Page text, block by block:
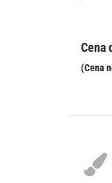
Cena
(Cena